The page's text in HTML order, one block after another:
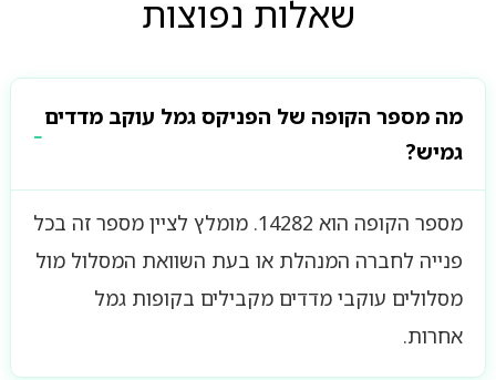
שאלות נפוצות
מה מספר הקופה של הפניקס גמל עוקב מדדים
גמיש?
מספר הקופה הוא 14282. מומלץ לציין מספר זה בכל
פנייה לחברה המנהלת או בעת השוואת המסלול מול
מסלולים עוקבי מדדים מקבילים בקופות גמל
אחרות.